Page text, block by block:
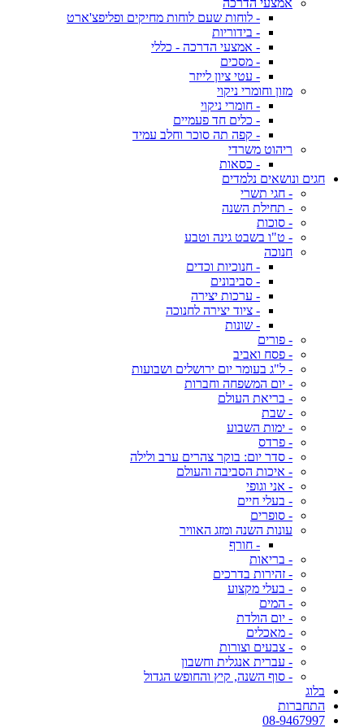
אמצעי הדרכה
- לוחות שעם לוחות מחיקים ופליפצ'ארט
- בידוריות
- אמצעי הדרכה - כללי
- מסכים
- עטי ציון לייזר
מזון וחומרי ניקוי
- חומרי ניקוי
- כלים חד פעמיים
- קפה תה סוכר וחלב עמיד
ריהוט משרדי
- כסאות
חגים ונושאים נלמדים
- חגי תשרי
- תחילת השנה
- סוכות
- ט"ו בשבט גינה וטבע
חנוכה
- חנוכיות וכדים
- סביבונים
- ערכות יצירה
- ציוד יצירה לחנוכה
- שונות
- פורים
- פסח ואביב
- ל"ג בעומר יום ירושלים ושבועות
- יום המשפחה וחברות
- בריאת העולם
- שבת
- ימות השבוע
- פרדס
- סדר יום: בוקר צהרים ערב ולילה
- איכות הסביבה והעולם
- אני וגופי
- בעלי חיים
- סופרים
עונות השנה ומזג האוויר
- חורף
- בריאות
- זהירות בדרכים
- בעלי מקצוע
- המים
- יום הולדת
- מאכלים
- צבעים וצורות
- עברית אנגלית וחשבון
- סוף השנה, קיץ והחופש הגדול
בלוג
התחברות
08-9467997